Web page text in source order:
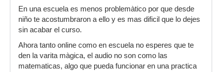
En una escuela es menos problemàtico por que desde
niño te acostumbraron a ello y es mas dificil que lo dejes
sin acabar el curso.
Ahora tanto online como en escuela no esperes que te
den la varita màgica, el audio no son como las
matematicas, algo que pueda funcionar en una practica